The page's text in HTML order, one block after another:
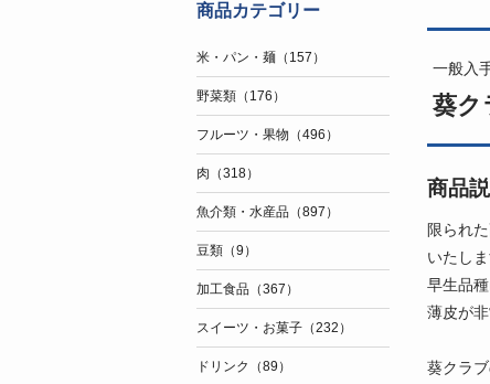
一般入
葵ク
商品
限られ
いたしま
早生品
薄皮が
葵クラ
商品カテゴリー
米・パン・麺（157）
野菜類（176）
フルーツ・果物（496）
肉（318）
魚介類・水産品（897）
豆類（9）
加工食品（367）
スイーツ・お菓子（232）
ドリンク（89）